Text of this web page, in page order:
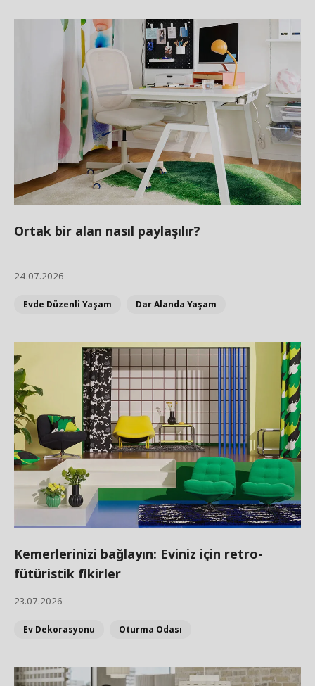
Ortak bir alan nasıl paylaşılır?
24.07.2026
Evde Düzenli Yaşam Dar Alanda Yaşam
Kemerlerinizi bağlayın: Eviniz için retro-
fütüristik fikirler
23.07.2026
Ev Dekorasyonu Oturma Odası